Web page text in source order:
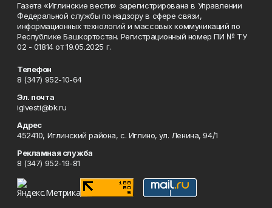
Газета «Иглинские вести» зарегистрирована в Управлении
Федеральной службы по надзору в сфере связи,
информационных технологий и массовых коммуникаций по
Республике Башкортостан. Регистрационный номер ПИ № ТУ
02 - 01814 от 19.05.2025 г.
Телефон
8 (347) 952-10-64
Эл. почта
iglvesti@bk.ru
Адрес
452410, Иглинский района, с. Иглино, ул. Ленина, 94/1
Рекламная служба
8 (347) 952-19-81